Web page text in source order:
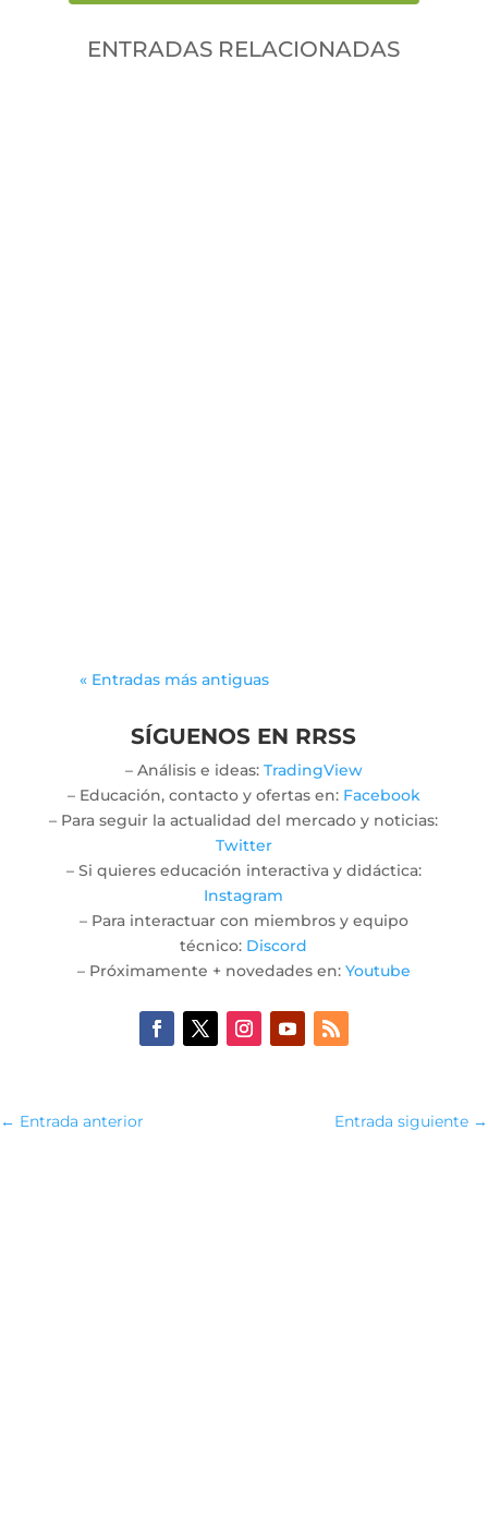
ENTRADAS RELACIONADAS
« Entradas más antiguas
SÍGUENOS EN RRSS
– Análisis e ideas: TradingView
– Educación, contacto y ofertas en: Facebook
– Para seguir la actualidad del mercado y noticias:
Twitter
– Si quieres educación interactiva y didáctica:
Instagram
– Para interactuar con miembros y equipo
técnico: Discord
– Próximamente + novedades en: Youtube
← Entrada anterior Entrada siguiente →